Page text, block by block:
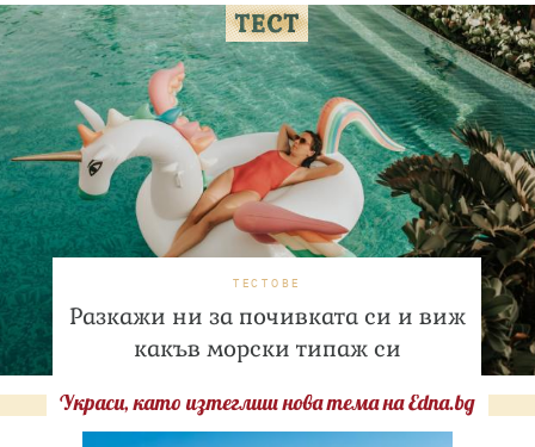
ТЕСТОВЕ
Разкажи ни за почивката си и виж
какъв морски типаж си
Украси, като изтеглиш нова тема на Edna.bg